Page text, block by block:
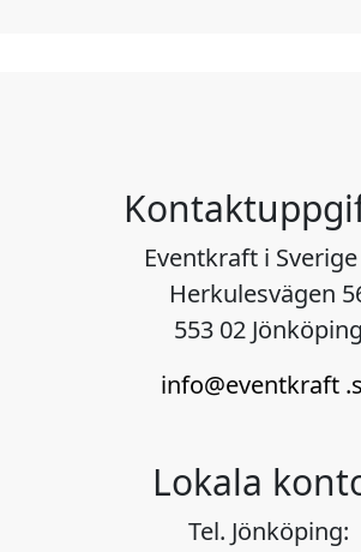
Eventkraft i Sverige
Herkulesvägen
553 02 Jönköping
info@eventkraft
Lokala
Tel. Jönköping: